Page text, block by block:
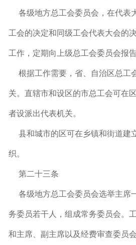
各级地方总工会委员会，在代表
工会的决定和同级工会代表大会的
工作，定期向上级总工会委员会报告
根据工作需要，省、自治区总工
关。直辖市和设区的市总工会可在
者设派出代表机关。
县和城市的区可在乡镇和街道建
织。
第二十三条
各级地方总工会委员会选举主席
务委员若干人，组成常务委员会。
和主席、副主席以及经费审查委员